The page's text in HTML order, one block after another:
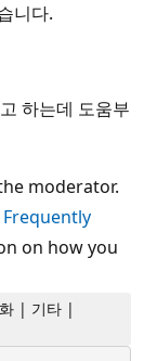
니다.
하는데 도움부
moderator.
on how you
| 기타 |